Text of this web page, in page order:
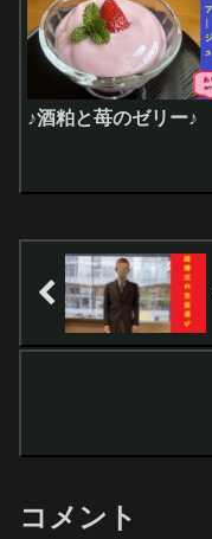
♪酒粕と苺のゼリー♪
コメント